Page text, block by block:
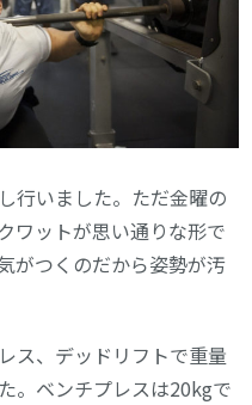
行いました。ただ金曜の
ワットが思い通りな形で
がつくのだから姿勢が汚
ス、デッドリフトで重量
。ベンチプレスは20kgで